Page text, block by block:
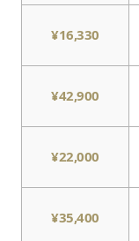
¥16,330
¥42,900
¥22,000
¥35,400